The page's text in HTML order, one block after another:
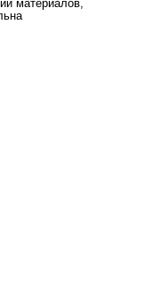
материалов,